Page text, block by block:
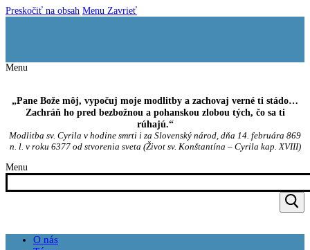
Preskočiť na obsah Menu Zavrieť
Menu
„Pane Bože môj, vypočuj moje modlitby a zachovaj verné ti stádo…
Zachráň ho pred bezbožnou a pohanskou zlobou tých, čo sa ti
rúhajú.“
Modlitba sv. Cyrila v hodine smrti i za Slovenský národ, dňa 14. februára 869
n. l. v roku 6377 od stvorenia sveta (Život sv. Konštantína – Cyrila kap. XVIII)
Menu
O nás